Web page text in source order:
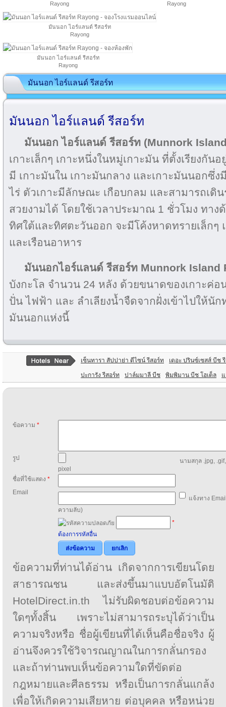
Rayong
Rayong
มันนอก ไอร์แลนด์ รีสอร์ท
Rayong
มันนอก ไอร์แลนด์ รีสอร์ท
Rayong
มันนอก ไอร์แลนด์ รีสอร์ท
มันนอก ไอร์แลนด์ รีสอร์ท
มันนอก ไอร์แลนด์ รีสอร์ท (Munnork
เกาะเล็กๆ เกาะหนึ่งในหมู่เกาะมัน ที่ตั้งเรียงกัน
มี เกาะมันใน เกาะมันกลาง และเกาะมันนอกซึ่
ไร่ ตัวเกาะมีลักษณะ เกือบกลม และสามารถเดิ
สวยงามได้ โดยใช้เวลาประมาณ 1 ชั่วโมง ทาง
ทิศใต้และทิศตะวันออก จะมีโค้งหาดทรายเล็กๆ
และเรือนอาหาร
มันนอกไอร์แลนด์ รีสอร์ท Munnork Island
บังกะโล จำนวน 24 หลัง ด้วยขนาดของเกาะค่อ
ปั่น ไฟฟ้า และ ลำเลียงน้ำจืดจากฝั่งเข้าไปให้นั
มันนอกแห่งนี้
เซ็นทารา สัปปาย่า ดีไซน์ รีสอร์ท เดอะ ปรินซ์เซสส์ บีช
ปะการัง รีสอร์ท ปาล์มมาลี บีช พิมพิมาน บีช โฮเต็ล
ข้อความ *
รูป
นามสกุล .jpg,
pixel
ชื่อที่ใช้แสดง *
Email
แจ้งทาง
ความลับ)
*
ต้องการรหัสอื่น
ส่งข้อความ
ยกเลิก
ข้อความที่ท่านได้อ่าน เกิดจากการเขียนโดย
สาธารณชน และส่งขึ้นมาแบบอัตโนมัติ
HotelDirect.in.th ไม่รับผิดชอบต่อข้อความ
ใดๆทั้งสิ้น เพราะไม่สามารถระบุได้ว่าเป็น
ความจริงหรือ ชื่อผู้เขียนที่ได้เห็นคือชื่อจริง ผู้
อ่านจึงควรใช้วิจารณญาณในการกลั่นกรอง
และถ้าท่านพบเห็นข้อความใดที่ขัดต่อ
กฎหมายและศีลธรรม หรือเป็นการกลั่นแกล้ง
เพื่อให้เกิดความเสียหาย ต่อบุคคล หรือหน่วย